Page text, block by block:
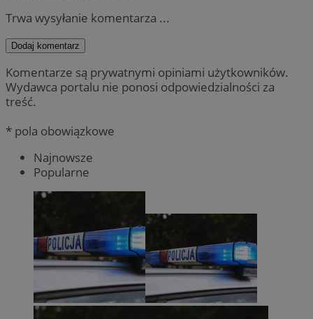
Trwa wysyłanie komentarza ...
Dodaj komentarz
Komentarze są prywatnymi opiniami użytkowników.
Wydawca portalu nie ponosi odpowiedzialności za
treść.
* pola obowiązkowe
Najnowsze
Popularne